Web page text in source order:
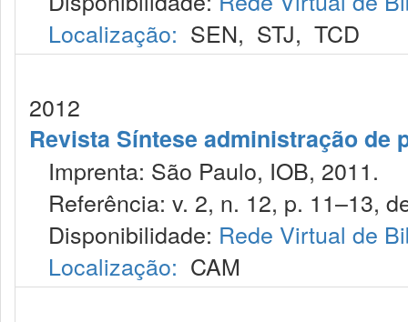
Localização: SEN, STJ, TCD
2012
Revista Síntese administração de
Imprenta: São Paulo, IOB, 2011.
Referência: v. 2, n. 12, p. 11–13,
Disponibilidade: Rede Virtual de
Localização: CAM